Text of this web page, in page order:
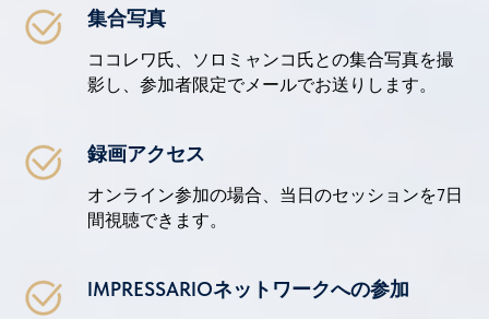
集合写真
ココレワ氏、ソロミャンコ氏との集合写真を撮
影し、参加者限定でメールでお送りします。
録画アクセス
オンライン参加の場合、当日のセッションを7日
間視聴できます。
IMPRESSARIOネットワークへの参加